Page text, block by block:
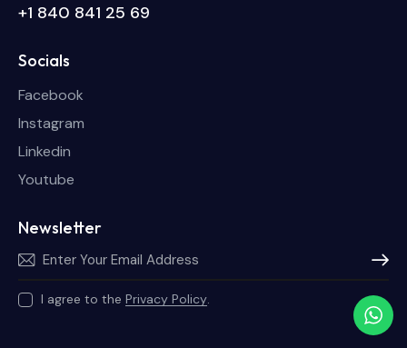
+1 840 841 25 69
Socials
Facebook
Instagram
Linkedin
Youtube
Newsletter
I agree to the Privacy Policy.